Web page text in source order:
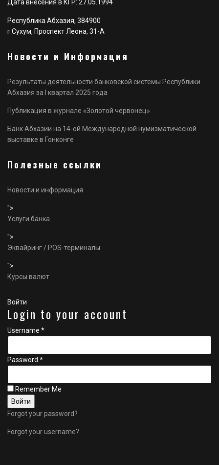
Дата внесения в КГР: 27.05.1994
Республика Абхазия, 384900
г.Сухум, Проспект Леона, 31-А
Новости и Информация
Результаты деятельности банковской системы Республики
Абхазия за I квартал 2025 года
Публикация в журнале «Золотой червонец»
Банк Абхазии на 14-ой Международной нумизматической
выставке в Гонконге
Полезные ссылки
Новости и информация
">
Услуги банка
">
Эквайринг / POS-терминалы
">
Курсы валют
Войти
Login to your account
Username *
Password *
Remember Me
Forgot your password?
Forgot your username?